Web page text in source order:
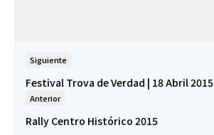
Siguiente
Festival Trova de Verdad | 18 Abril 2015
Anterior
Rally Centro Histórico 2015